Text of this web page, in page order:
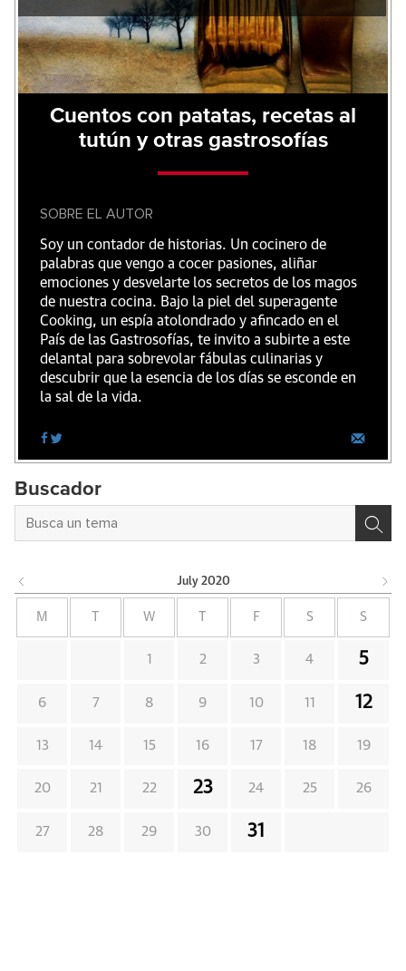
Cuentos con patatas, recetas al
tutún y otras gastrosofías
SOBRE EL AUTOR
Soy un contador de historias. Un cocinero de
palabras que vengo a cocer pasiones, aliñar
emociones y desvelarte los secretos de los magos
de nuestra cocina. Bajo la piel del superagente
Cooking, un espía atolondrado y afincado en el
País de las Gastrosofías, te invito a subirte a este
delantal para sobrevolar fábulas culinarias y
descubrir que la esencia de los días se esconde en
la sal de la vida.
Buscador
July 2020
M W F S S
1 2 3 4 5
6 7 8 9 10 11 12
13 14 15 16 17 18 19
20 21 22 23 24 25 26
27 28 29 30 31